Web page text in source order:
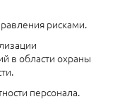
рисками.
в области охраны
персонала.